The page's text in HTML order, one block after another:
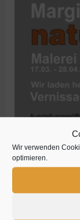
Wir verwenden
optimieren.
Decker